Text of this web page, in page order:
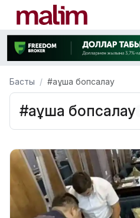
Басты #аұша бопсалау
#аұша бопсалау